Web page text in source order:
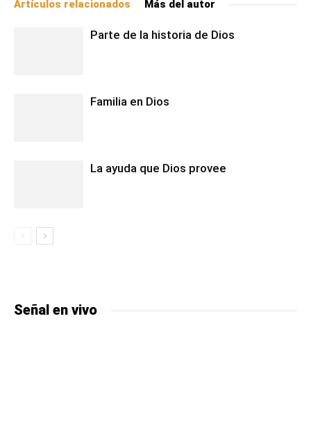
Artículos relacionados Más del autor
Parte de la historia de Dios
Familia en Dios
La ayuda que Dios provee
Señal en vivo